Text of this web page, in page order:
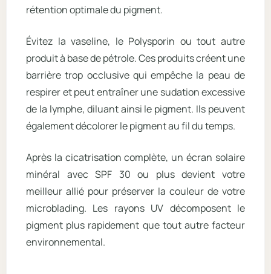
rétention optimale du pigment.
Évitez la vaseline, le Polysporin ou tout autre
produit à base de pétrole. Ces produits créent une
barrière trop occlusive qui empêche la peau de
respirer et peut entraîner une sudation excessive
de la lymphe, diluant ainsi le pigment. Ils peuvent
également décolorer le pigment au fil du temps.
Après la cicatrisation complète, un écran solaire
minéral avec SPF 30 ou plus devient votre
meilleur allié pour préserver la couleur de votre
microblading. Les rayons UV décomposent le
pigment plus rapidement que tout autre facteur
environnemental.